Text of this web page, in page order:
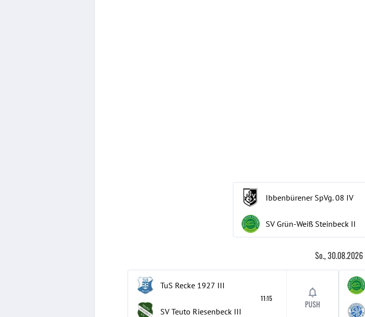
Ibbenbürener SpVg. 08 IV
SV Grün-Weiß Steinbeck II
So., 30.08.2026
TuS Recke 1927 III
SV Teuto Riesenbeck III
11:15
PUSH